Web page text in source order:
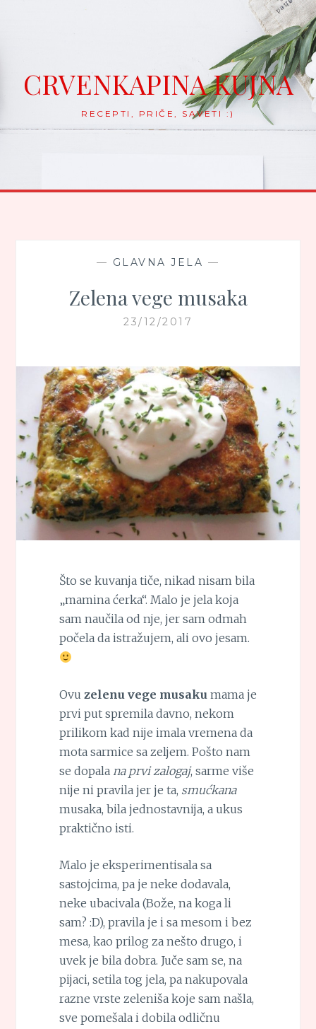
CRVENKAPINA KUJNA
RECEPTI, PRIČE, SAVETI :)
— GLAVNA JELA —
Zelena vege musaka
23/12/2017
Što se kuvanja tiče, nikad nisam bila
„mamina ćerka“. Malo je jela koja
sam naučila od nje, jer sam odmah
počela da istražujem, ali ovo jesam.
Ovu zelenu vege musaku mama je
prvi put spremila davno, nekom
prilikom kad nije imala vremena da
mota sarmice sa zeljem. Pošto nam
se dopala na prvi zalogaj, sarme više
nije ni pravila jer je ta, smućkana
musaka, bila jednostavnija, a ukus
praktično isti.
Malo je eksperimentisala sa
sastojcima, pa je neke dodavala,
neke ubacivala (Bože, na koga li
sam? :D), pravila je i sa mesom i bez
mesa, kao prilog za nešto drugo, i
uvek je bila dobra. Juče sam se, na
pijaci, setila tog jela, pa nakupovala
razne vrste zeleniša koje sam našla,
sve pomešala i dobila odličnu